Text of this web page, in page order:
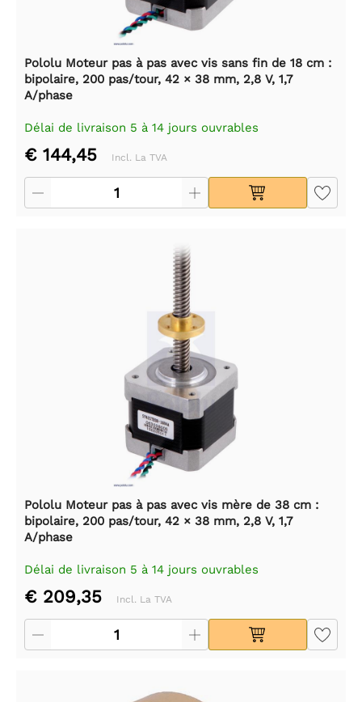
Pololu Moteur pas à pas avec vis sans fin de 18 cm :
bipolaire, 200 pas/tour, 42 × 38 mm, 2,8 V, 1,7
A/phase
Délai de livraison 5 à 14 jours ouvrables
€ 144,45 Incl. La TVA
Pololu Moteur pas à pas avec vis mère de 38 cm :
bipolaire, 200 pas/tour, 42 × 38 mm, 2,8 V, 1,7
A/phase
Délai de livraison 5 à 14 jours ouvrables
€ 209,35 Incl. La TVA